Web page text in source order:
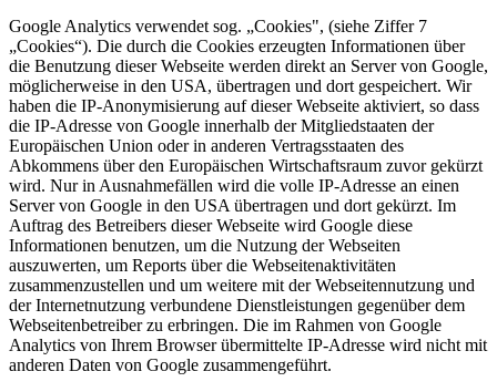
Google Analytics verwendet sog. „Cookies", (siehe Ziffer 7
„Cookies“). Die durch die Cookies erzeugten Informationen über
die Benutzung dieser Webseite werden direkt an Server von Google,
möglicherweise in den USA, übertragen und dort gespeichert. Wir
haben die IP-Anonymisierung auf dieser Webseite aktiviert, so dass
die IP-Adresse von Google innerhalb der Mitgliedstaaten der
Europäischen Union oder in anderen Vertragsstaaten des
Abkommens über den Europäischen Wirtschaftsraum zuvor gekürzt
wird. Nur in Ausnahmefällen wird die volle IP-Adresse an einen
Server von Google in den USA übertragen und dort gekürzt. Im
Auftrag des Betreibers dieser Webseite wird Google diese
Informationen benutzen, um die Nutzung der Webseiten
auszuwerten, um Reports über die Webseitenaktivitäten
zusammenzustellen und um weitere mit der Webseitennutzung und
der Internetnutzung verbundene Dienstleistungen gegenüber dem
Webseitenbetreiber zu erbringen. Die im Rahmen von Google
Analytics von Ihrem Browser übermittelte IP-Adresse wird nicht mit
anderen Daten von Google zusammengeführt.